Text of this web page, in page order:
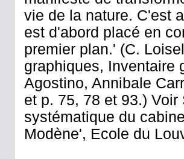
vie de la nature. C'est
est d'abord placé en
premier plan.' (C.
graphiques, Inventaire
Agostino, Annibale
et p. 75, 78 et 93.)
systématique du
Modène', Ecole du